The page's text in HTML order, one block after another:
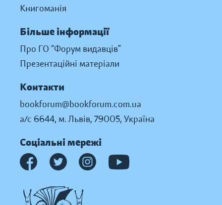
Книгоманія
Більше інформації
Про ГО “Форум видавців”
Презентаційні матеріали
Контакти
bookforum@bookforum.com.ua
а/с 6644, м. Львів, 79005, Україна
Соціальні мережі